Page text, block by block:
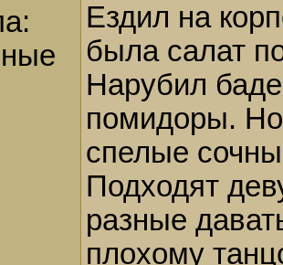
Ездил на
была салат
Нарубил
помидоры.
спелые
Подходят
разные
плохому